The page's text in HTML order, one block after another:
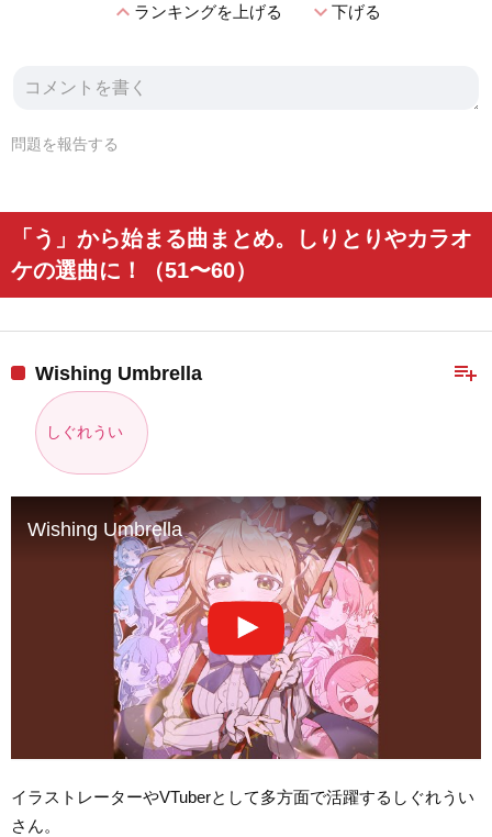
expand_lessランキングを上げる expand_more下げる
問題を報告する
「う」から始まる曲まとめ。しりとりやカラオ
ケの選曲に！（51〜60）
playlist_add
Wishing Umbrella
しぐれうい
Wishing Umbrella
イラストレーターやVTuberとして多方面で活躍するしぐれうい
さん。